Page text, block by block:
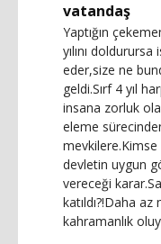
vatandaş
Yaptığın
yılını
eder,size ne
geldi.Sırf 4 yıl
insana zorluk
eleme
devletin uygun
vereceği
katıldı?!Daha
kahramanlık